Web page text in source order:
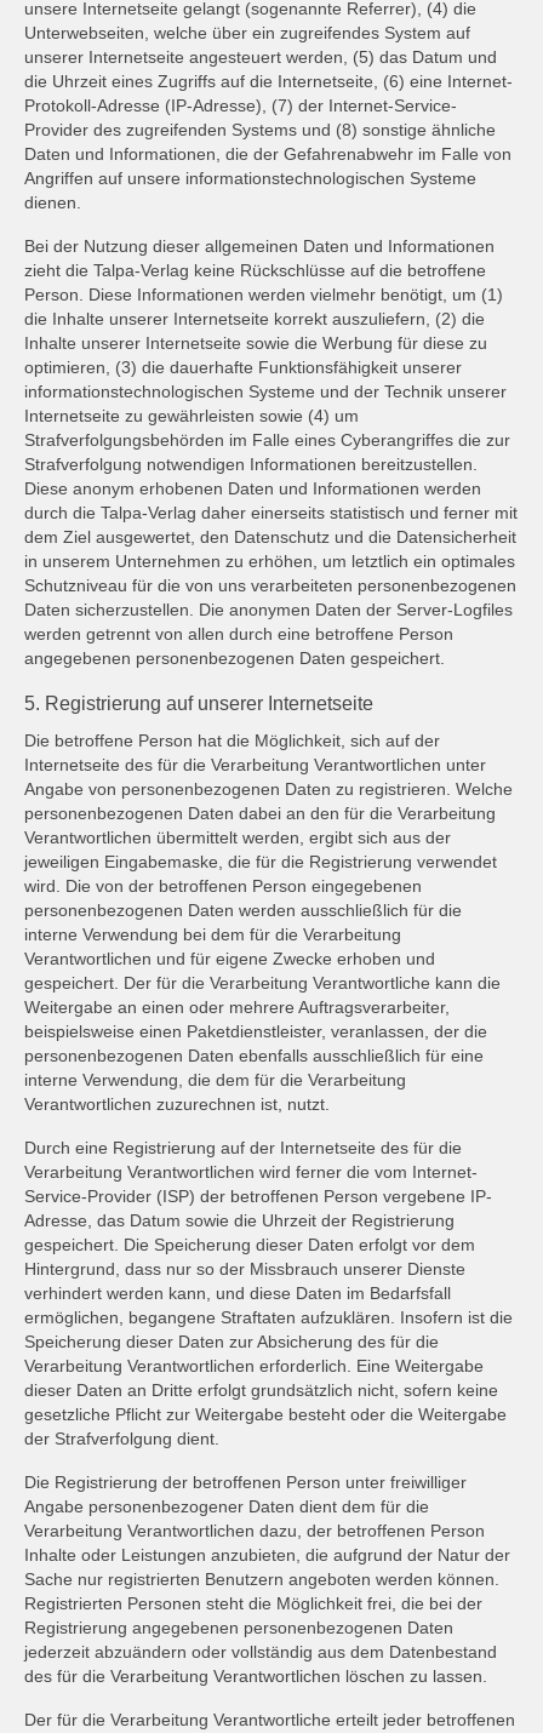
unsere Internetseite gelangt (sogenannte Referrer), (4) die
Unterwebseiten, welche über ein zugreifendes System auf
unserer Internetseite angesteuert werden, (5) das Datum und
die Uhrzeit eines Zugriffs auf die Internetseite, (6) eine Internet-
Protokoll-Adresse (IP-Adresse), (7) der Internet-Service-
Provider des zugreifenden Systems und (8) sonstige ähnliche
Daten und Informationen, die der Gefahrenabwehr im Falle von
Angriffen auf unsere informationstechnologischen Systeme
dienen.
Bei der Nutzung dieser allgemeinen Daten und Informationen
zieht die Talpa-Verlag keine Rückschlüsse auf die betroffene
Person. Diese Informationen werden vielmehr benötigt, um (1)
die Inhalte unserer Internetseite korrekt auszuliefern, (2) die
Inhalte unserer Internetseite sowie die Werbung für diese zu
optimieren, (3) die dauerhafte Funktionsfähigkeit unserer
informationstechnologischen Systeme und der Technik unserer
Internetseite zu gewährleisten sowie (4) um
Strafverfolgungsbehörden im Falle eines Cyberangriffes die zur
Strafverfolgung notwendigen Informationen bereitzustellen.
Diese anonym erhobenen Daten und Informationen werden
durch die Talpa-Verlag daher einerseits statistisch und ferner mit
dem Ziel ausgewertet, den Datenschutz und die Datensicherheit
in unserem Unternehmen zu erhöhen, um letztlich ein optimales
Schutzniveau für die von uns verarbeiteten personenbezogenen
Daten sicherzustellen. Die anonymen Daten der Server-Logfiles
werden getrennt von allen durch eine betroffene Person
angegebenen personenbezogenen Daten gespeichert.
5. Registrierung auf unserer Internetseite
Die betroffene Person hat die Möglichkeit, sich auf der
Internetseite des für die Verarbeitung Verantwortlichen unter
Angabe von personenbezogenen Daten zu registrieren. Welche
personenbezogenen Daten dabei an den für die Verarbeitung
Verantwortlichen übermittelt werden, ergibt sich aus der
jeweiligen Eingabemaske, die für die Registrierung verwendet
wird. Die von der betroffenen Person eingegebenen
personenbezogenen Daten werden ausschließlich für die
interne Verwendung bei dem für die Verarbeitung
Verantwortlichen und für eigene Zwecke erhoben und
gespeichert. Der für die Verarbeitung Verantwortliche kann die
Weitergabe an einen oder mehrere Auftragsverarbeiter,
beispielsweise einen Paketdienstleister, veranlassen, der die
personenbezogenen Daten ebenfalls ausschließlich für eine
interne Verwendung, die dem für die Verarbeitung
Verantwortlichen zuzurechnen ist, nutzt.
Durch eine Registrierung auf der Internetseite des für die
Verarbeitung Verantwortlichen wird ferner die vom Internet-
Service-Provider (ISP) der betroffenen Person vergebene IP-
Adresse, das Datum sowie die Uhrzeit der Registrierung
gespeichert. Die Speicherung dieser Daten erfolgt vor dem
Hintergrund, dass nur so der Missbrauch unserer Dienste
verhindert werden kann, und diese Daten im Bedarfsfall
ermöglichen, begangene Straftaten aufzuklären. Insofern ist die
Speicherung dieser Daten zur Absicherung des für die
Verarbeitung Verantwortlichen erforderlich. Eine Weitergabe
dieser Daten an Dritte erfolgt grundsätzlich nicht, sofern keine
gesetzliche Pflicht zur Weitergabe besteht oder die Weitergabe
der Strafverfolgung dient.
Die Registrierung der betroffenen Person unter freiwilliger
Angabe personenbezogener Daten dient dem für die
Verarbeitung Verantwortlichen dazu, der betroffenen Person
Inhalte oder Leistungen anzubieten, die aufgrund der Natur der
Sache nur registrierten Benutzern angeboten werden können.
Registrierten Personen steht die Möglichkeit frei, die bei der
Registrierung angegebenen personenbezogenen Daten
jederzeit abzuändern oder vollständig aus dem Datenbestand
des für die Verarbeitung Verantwortlichen löschen zu lassen.
Der für die Verarbeitung Verantwortliche erteilt jeder betroffenen